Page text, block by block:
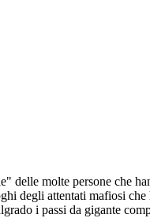
delle molte persone che
degli attentati mafiosi
i passi da gigante